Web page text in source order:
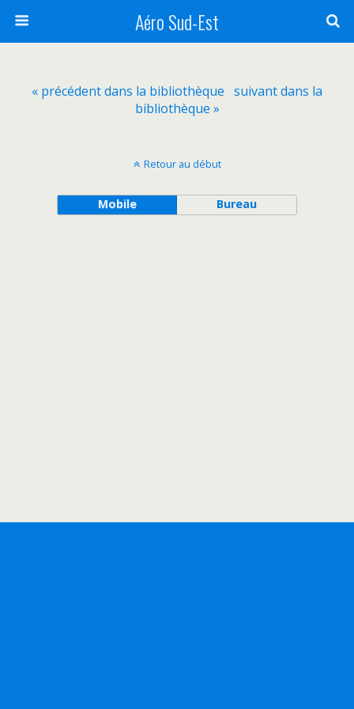
Aéro Sud-Est
« précédent dans la bibliothèque suivant dans la
bibliothèque »
Retour au début
Mobile Bureau